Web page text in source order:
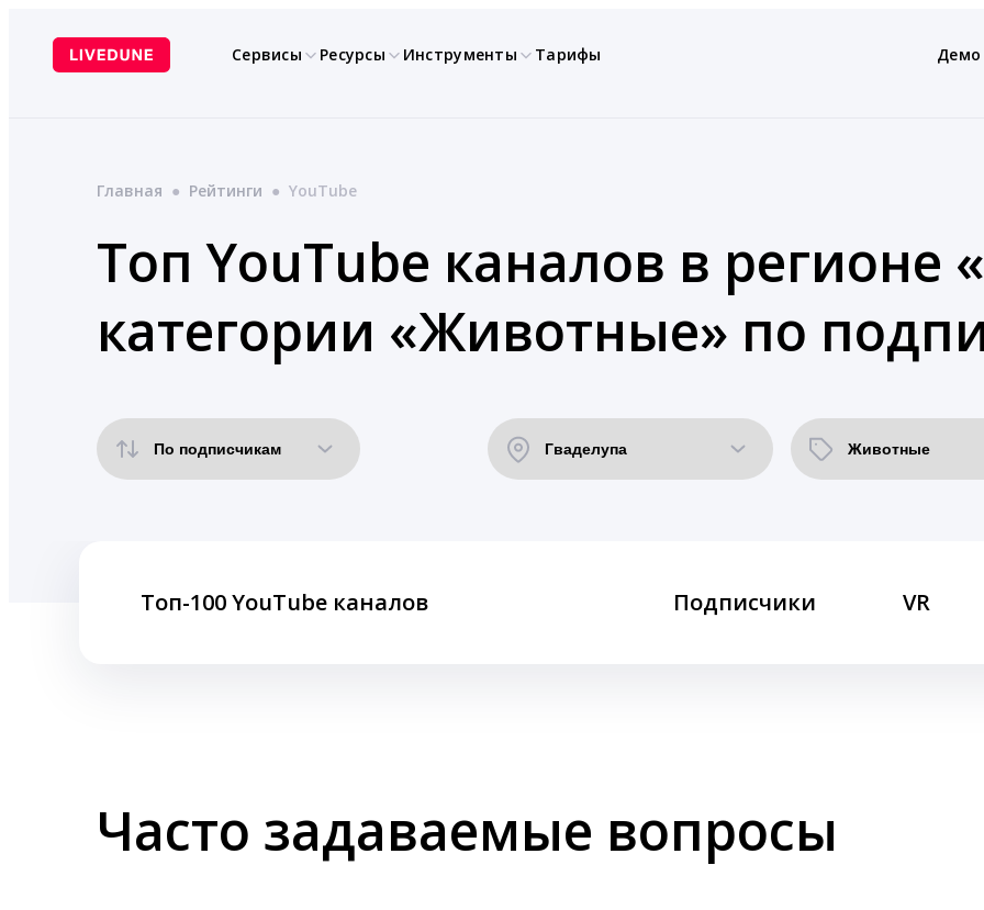
содержимому
Сервисы Ресурсы Инструменты Тарифы Демо
Главная ● Рейтинги ● YouTube
Топ YouTube каналов в регионе
категории «Животные» по
Топ-100 YouTube каналов Подписчики VR
Часто задаваемые вопросы